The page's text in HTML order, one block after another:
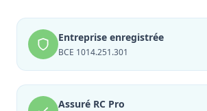
Entreprise enregistrée
BCE 1014.251.301
Assuré RC Pro